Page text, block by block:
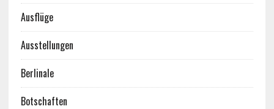
Ausflüge
Ausstellungen
Berlinale
Botschaften